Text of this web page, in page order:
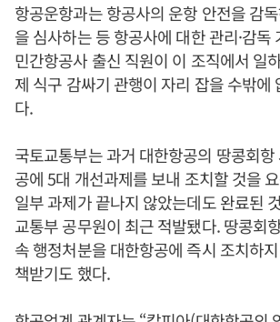
항공운항과는 항공사의 운항 안전을 감
을 심사하는 등 항공사에 대한 관리·감독
민간항공사 출신 직원이 이 조직에서 일
제 식구 감싸기 관행이 자리 잡을 수밖에
다.
국토교통부는 과거 대한항공의 땅콩회
공에 5대 개선과제를 보내 조치할 것을
일부 과제가 끝나지 않았는데도 완료된
교통부 공무원이 최근 적발됐다. 땅콩회
속 행정처분을 대한항공에 즉시 조치하
책받기도 했다.